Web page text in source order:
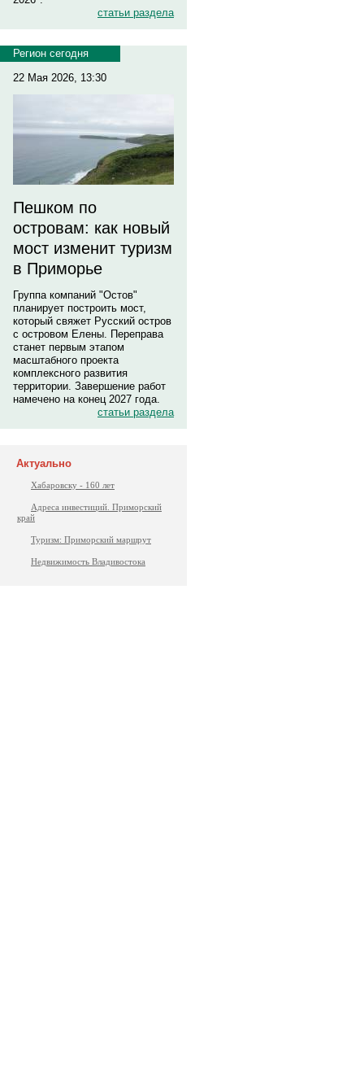
статьи раздела
Регион сегодня
22 Мая 2026, 13:30
Пешком по
островам: как новый
мост изменит туризм
в Приморье
Группа компаний "Остов"
планирует построить мост,
который свяжет Русский остров
с островом Елены. Переправа
станет первым этапом
масштабного проекта
комплексного развития
территории. Завершение работ
намечено на конец 2027 года.
статьи раздела
Актуально
Хабаровску - 160 лет
Адреса инвестиций. Приморский
край
Туризм: Приморский маршрут
Недвижимость Владивостока